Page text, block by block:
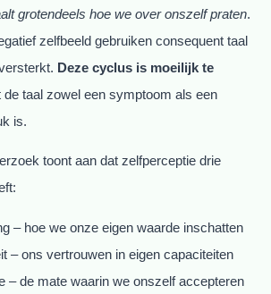
grotendeels hoe we over onszelf praten.
zelfbeeld gebruiken consequent taal
Deze cyclus is moeilijk te
de taal zowel een symptoom als een
is.
toont aan dat zelfperceptie drie
– hoe we onze eigen waarde inschatten
– ons vertrouwen in eigen capaciteiten
– de mate waarin we onszelf accepteren